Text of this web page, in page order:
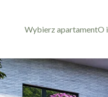
Wybierz apartamentO